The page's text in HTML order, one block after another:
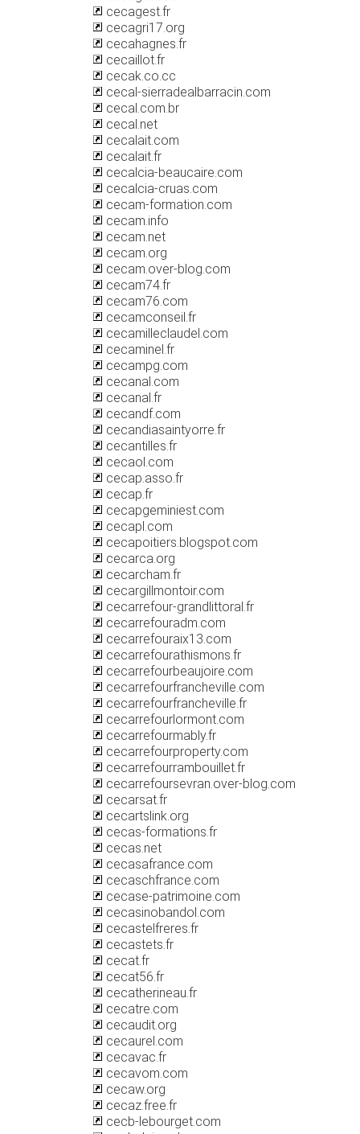
cecagest.fr
cecagri17.org
cecahagnes.fr
cecaillot.fr
cecak.co.cc
cecal-sierradealbarracin.com
cecal.com.br
cecal.net
cecalait.com
cecalait.fr
cecalcia-beaucaire.com
cecalcia-cruas.com
cecam-formation.com
cecam.info
cecam.net
cecam.org
cecam.over-blog.com
cecam74.fr
cecam76.com
cecamconseil.fr
cecamilleclaudel.com
cecaminel.fr
cecampg.com
cecanal.com
cecanal.fr
cecandf.com
cecandiasaintyorre.fr
cecantilles.fr
cecaol.com
cecap.asso.fr
cecap.fr
cecapgeminiest.com
cecapl.com
cecapoitiers.blogspot.com
cecarca.org
cecarcham.fr
cecargillmontoir.com
cecarrefour-grandlittoral.fr
cecarrefouradm.com
cecarrefouraix13.com
cecarrefourathismons.fr
cecarrefourbeaujoire.com
cecarrefourfrancheville.com
cecarrefourfrancheville.fr
cecarrefourlormont.com
cecarrefourmably.fr
cecarrefourproperty.com
cecarrefourrambouillet.fr
cecarrefoursevran.over-blog.com
cecarsat.fr
cecartslink.org
cecas-formations.fr
cecas.net
cecasafrance.com
cecaschfrance.com
cecase-patrimoine.com
cecasinobandol.com
cecastelfreres.fr
cecastets.fr
cecat.fr
cecat56.fr
cecatherineau.fr
cecatre.com
cecaudit.org
cecaurel.com
cecavac.fr
cecavom.com
cecaw.org
cecaz.free.fr
cecb-lebourget.com